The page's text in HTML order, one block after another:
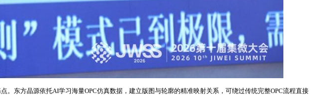
东方晶源依托AI学习海量OPC仿真数据，建立版图与轮廓的精准映射关系，可绕过传统完整OPC流程直接